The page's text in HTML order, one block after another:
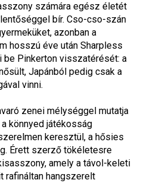
számára egész életét
bír. Cso-cso-szán
azonban a
hosszú éve után Sharpless
be Pinkerton visszatérését: a
Japánból pedig csak a
vinni.
zenei mélységgel mutatja
könnyed játékosság
keresztül, a hősies
Érett szerző tökéletesre
, amely a távol-keleti
rafináltan hangszerelt